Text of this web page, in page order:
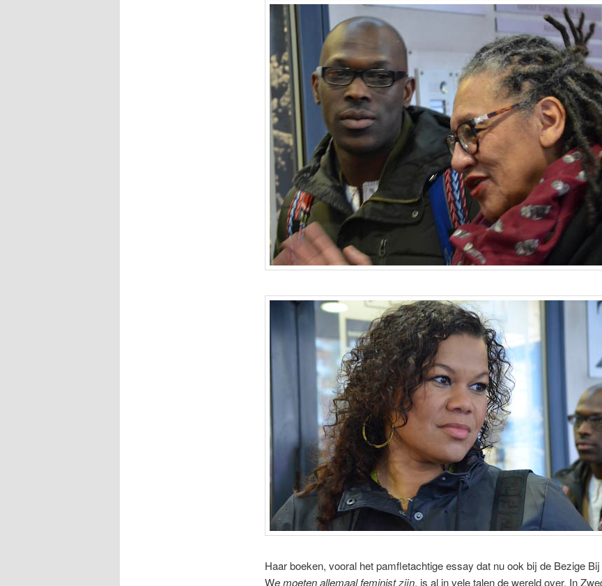
Haar boeken, vooral het pamfletachtige essay dat nu ook bij de Bezige
We moeten allemaal feminist zijn, is al in vele talen de wereld over. In